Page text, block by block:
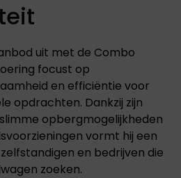
uit met de Combo
focust op
en efficiëntie voor
opdrachten. Dankzij zijn
opbergmogelijkheden
vormt hij een
en bedrijven die
zoeken.